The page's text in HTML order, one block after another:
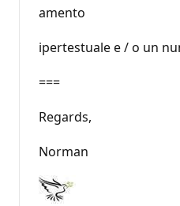
amento
ipertestuale e / o un
===
Regards,
Norman